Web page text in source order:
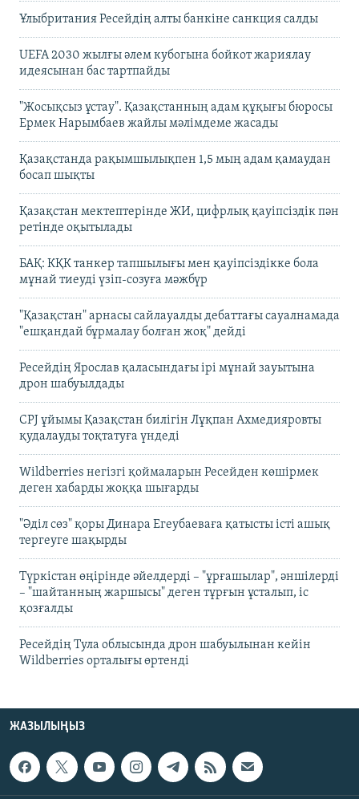
Ұлыбритания Ресейдің алты банкіне санкция салды
UEFA 2030 жылғы әлем кубогына бойкот жариялау
идеясынан бас тартпайды
"Жосықсыз ұстау". Қазақстанның адам құқығы бюросы
Ермек Нарымбаев жайлы мәлімдеме жасады
Қазақстанда рақымшылықпен 1,5 мың адам қамаудан
босап шықты
Қазақстан мектептерінде ЖИ, цифрлық қауіпсіздік пән
ретінде оқытылады
БАҚ: КҚК танкер тапшылығы мен қауіпсіздікке бола
мұнай тиеуді үзіп-созуға мәжбүр
"Қазақстан" арнасы сайлауалды дебаттағы сауалнамада
"ешқандай бұрмалау болған жоқ" дейді
Ресейдің Ярослав қаласындағы ірі мұнай зауытына
дрон шабуылдады
CPJ ұйымы Қазақстан билігін Лұқпан Ахмедияровты
қудалауды тоқтатуға үндеді
Wildberries негізгі қоймаларын Ресейден көшірмек
деген хабарды жоққа шығарды
"Әділ сөз" қоры Динара Егеубаеваға қатысты істі ашық
тергеуге шақырды
Түркістан өңірінде әйелдерді – "ұрғашылар", әншілерді
– "шайтанның жаршысы" деген тұрғын ұсталып, іс
қозғалды
Ресейдің Тула облысында дрон шабуылынан кейін
Wildberries орталығы өртенді
ЖАЗЫЛЫҢЫЗ